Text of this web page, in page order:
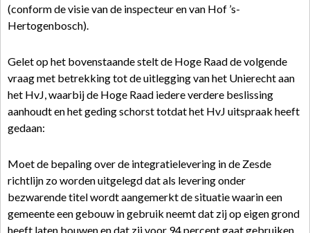
(conform de visie van de inspecteur en van Hof ’s-
Hertogenbosch).
Gelet op het bovenstaande stelt de Hoge Raad de volgende
vraag met betrekking tot de uitlegging van het Unierecht aan
het HvJ, waarbij de Hoge Raad iedere verdere beslissing
aanhoudt en het geding schorst totdat het HvJ uitspraak heeft
gedaan:
Moet de bepaling over de integratielevering in de Zesde
richtlijn zo worden uitgelegd dat als levering onder
bezwarende titel wordt aangemerkt de situatie waarin een
gemeente een gebouw in gebruik neemt dat zij op eigen grond
heeft laten bouwen en dat zij voor 94 percent gaat gebruiken